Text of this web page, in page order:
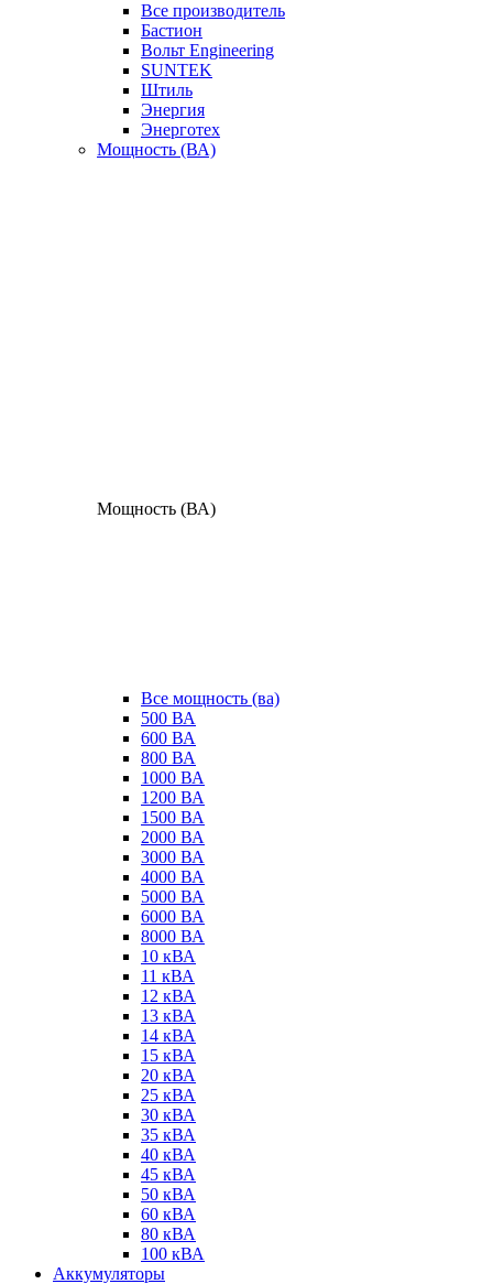
Все производитель
Бастион
Вольт Engineering
SUNTEK
Штиль
Энергия
Энерготех
Мощность (ВА)
Мощность (ВА)
Все мощность (ва)
500 ВА
600 ВА
800 ВА
1000 ВА
1200 ВА
1500 ВА
2000 ВА
3000 ВА
4000 ВА
5000 ВА
6000 ВА
8000 ВА
10 кВА
11 кВА
12 кВА
13 кВА
14 кВА
15 кВА
20 кВА
25 кВА
30 кВА
35 кВА
40 кВА
45 кВА
50 кВА
60 кВА
80 кВА
100 кВА
Аккумуляторы